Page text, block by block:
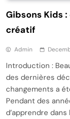
Gibsons Kids
créatif
Admin
Introduction :
des dernières
changements a
Pendant des
d’apprendre